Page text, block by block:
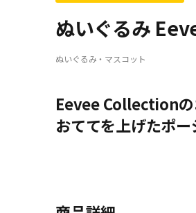
ぬいぐるみ
ぬいぐるみ・マスコット
Eevee Collectionの
おててを上げたポ